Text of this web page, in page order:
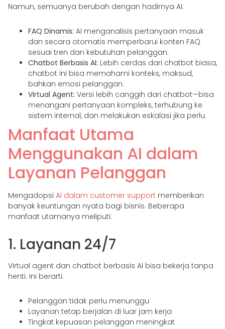
Namun, semuanya berubah dengan hadirnya AI:
FAQ Dinamis: AI menganalisis pertanyaan masuk
dan secara otomatis memperbarui konten FAQ
sesuai tren dan kebutuhan pelanggan.
Chatbot Berbasis AI: Lebih cerdas dari chatbot biasa,
chatbot ini bisa memahami konteks, maksud,
bahkan emosi pelanggan.
Virtual Agent: Versi lebih canggih dari chatbot—bisa
menangani pertanyaan kompleks, terhubung ke
sistem internal, dan melakukan eskalasi jika perlu.
Manfaat Utama
Menggunakan AI dalam
Layanan Pelanggan
Mengadopsi AI dalam customer support memberikan
banyak keuntungan nyata bagi bisnis. Beberapa
manfaat utamanya meliputi:
1. Layanan 24/7
Virtual agent dan chatbot berbasis AI bisa bekerja tanpa
henti. Ini berarti:
Pelanggan tidak perlu menunggu
Layanan tetap berjalan di luar jam kerja
Tingkat kepuasan pelanggan meningkat